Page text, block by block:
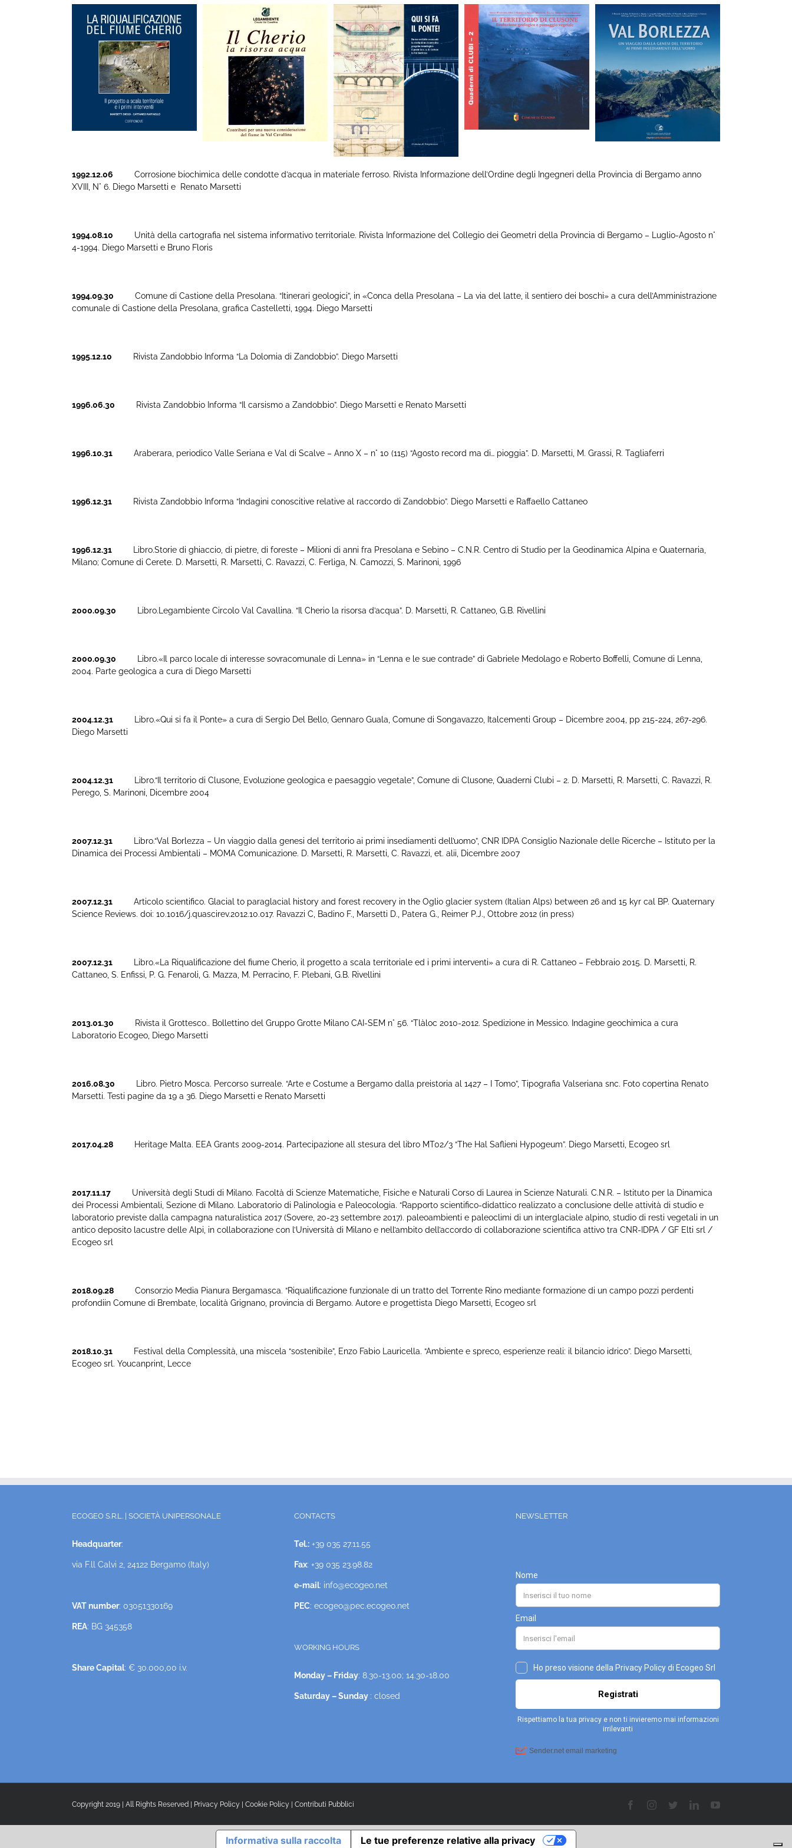
1992.12.06 Corrosione biochimica delle condotte d’acqua in materiale ferroso. Rivista Informazione dell’Ordine degli Ingegneri della Provincia di Bergamo anno
XVIII, N° 6. Diego Marsetti e Renato Marsetti
1994.08.10 Unità della cartografia nel sistema informativo territoriale. Rivista Informazione del Collegio dei Geometri della Provincia di Bergamo – Luglio-Agosto n°
4-1994. Diego Marsetti e Bruno Floris
1994.09.30 Comune di Castione della Presolana. “Itinerari geologici”, in «Conca della Presolana – La via del latte, il sentiero dei boschi» a cura dell’Amministrazione
comunale di Castione della Presolana, grafica Castelletti, 1994. Diego Marsetti
1995.12.10 Rivista Zandobbio Informa “La Dolomia di Zandobbio”. Diego Marsetti
1996.06.30 Rivista Zandobbio Informa “Il carsismo a Zandobbio”. Diego Marsetti e Renato Marsetti
1996.10.31 Araberara, periodico Valle Seriana e Val di Scalve – Anno X – n° 10 (115) “Agosto record ma di… pioggia”. D. Marsetti, M. Grassi, R. Tagliaferri
1996.12.31 Rivista Zandobbio Informa “Indagini conoscitive relative al raccordo di Zandobbio”. Diego Marsetti e Raffaello Cattaneo
1996.12.31 Libro.Storie di ghiaccio, di pietre, di foreste – Milioni di anni fra Presolana e Sebino – C.N.R. Centro di Studio per la Geodinamica Alpina e Quaternaria,
Milano; Comune di Cerete. D. Marsetti, R. Marsetti, C. Ravazzi, C. Ferliga, N. Camozzi, S. Marinoni, 1996
2000.09.30 Libro.Legambiente Circolo Val Cavallina. “Il Cherio la risorsa d’acqua”. D. Marsetti, R. Cattaneo, G.B. Rivellini
2000.09.30 Libro.«Il parco locale di interesse sovracomunale di Lenna» in “Lenna e le sue contrade” di Gabriele Medolago e Roberto Boffelli, Comune di Lenna,
2004. Parte geologica a cura di Diego Marsetti
2004.12.31 Libro.«Qui si fa il Ponte» a cura di Sergio Del Bello, Gennaro Guala, Comune di Songavazzo, Italcementi Group – Dicembre 2004, pp 215-224, 267-296.
Diego Marsetti
2004.12.31 Libro.“Il territorio di Clusone, Evoluzione geologica e paesaggio vegetale”, Comune di Clusone, Quaderni Clubi – 2. D. Marsetti, R. Marsetti, C. Ravazzi, R.
Perego, S. Marinoni, Dicembre 2004
2007.12.31 Libro.“Val Borlezza – Un viaggio dalla genesi del territorio ai primi insediamenti dell’uomo”, CNR IDPA Consiglio Nazionale delle Ricerche – Istituto per la
Dinamica dei Processi Ambientali – MOMA Comunicazione. D. Marsetti, R. Marsetti, C. Ravazzi, et. alii, Dicembre 2007
2007.12.31 Articolo scientifico. Glacial to paraglacial history and forest recovery in the Oglio glacier system (Italian Alps) between 26 and 15 kyr cal BP. Quaternary
Science Reviews. doi: 10.1016/j.quascirev.2012.10.017. Ravazzi C, Badino F., Marsetti D., Patera G., Reimer P.J., Ottobre 2012 (in press)
2007.12.31 Libro.«La Riqualificazione del fiume Cherio, il progetto a scala territoriale ed i primi interventi» a cura di R. Cattaneo – Febbraio 2015. D. Marsetti, R.
Cattaneo, S. Enfissi, P. G. Fenaroli, G. Mazza, M. Perracino, F. Plebani, G.B. Rivellini
2013.01.30 Rivista il Grottesco.. Bollettino del Gruppo Grotte Milano CAI-SEM n° 56. “Tlàloc 2010-2012. Spedizione in Messico. Indagine geochimica a cura
Laboratorio Ecogeo, Diego Marsetti
2016.08.30 Libro. Pietro Mosca. Percorso surreale. “Arte e Costume a Bergamo dalla preistoria al 1427 – I Tomo”, Tipografia Valseriana snc. Foto copertina Renato
Marsetti. Testi pagine da 19 a 36. Diego Marsetti e Renato Marsetti
2017.04.28 Heritage Malta. EEA Grants 2009-2014. Partecipazione all stesura del libro MT02/3 “The Hal Saflieni Hypogeum”. Diego Marsetti, Ecogeo srl
2017.11.17 Università degli Studi di Milano. Facoltà di Scienze Matematiche, Fisiche e Naturali Corso di Laurea in Scienze Naturali. C.N.R. – Istituto per la Dinamica
dei Processi Ambientali, Sezione di Milano. Laboratorio di Palinologia e Paleocologia. “Rapporto scientifico-didattico realizzato a conclusione delle attività di studio e
laboratorio previste dalla campagna naturalistica 2017 (Sovere, 20-23 settembre 2017). paleoambienti e paleoclimi di un interglaciale alpino, studio di resti vegetali in un
antico deposito lacustre delle Alpi, in collaborazione con l’Università di Milano e nell’ambito dell’accordo di collaborazione scientifica attivo tra CNR-IDPA / GF Elti srl /
Ecogeo srl
2018.09.28 Consorzio Media Pianura Bergamasca. “Riqualificazione funzionale di un tratto del Torrente Rino mediante formazione di un campo pozzi perdenti
profondiin Comune di Brembate, località Grignano, provincia di Bergamo. Autore e progettista Diego Marsetti, Ecogeo srl
2018.10.31 Festival della Complessità, una miscela “sostenibile”, Enzo Fabio Lauricella. “Ambiente e spreco, esperienze reali: il bilancio idrico”. Diego Marsetti,
Ecogeo srl. Youcanprint, Lecce
ECOGEO S.R.L. | SOCIETÀ UNIPERSONALE
Headquarter:
via F.ll Calvi 2, 24122 Bergamo (Italy)
VAT number: 03051330169
REA: BG 345358
Share Capital: € 30.000,00 i.v.
CONTACTS
Tel.:+39 035 27.11.55
Fax: +39 035 23.98.82
e-mail: info@ecogeo.net
PEC: ecogeo@pec.ecogeo.net
WORKING HOURS
Monday – Friday: 8.30-13.00; 14.30-18.00
Saturday – Sunday : closed
NEWSLETTER
Copyright 2019 | All Rights Reserved | Privacy Policy Cookie Policy Contributi Pubblici FacebookInstagramTwitterLinkedInYouTube
Informativa sulla raccolta Le tue preferenze relative alla privacy